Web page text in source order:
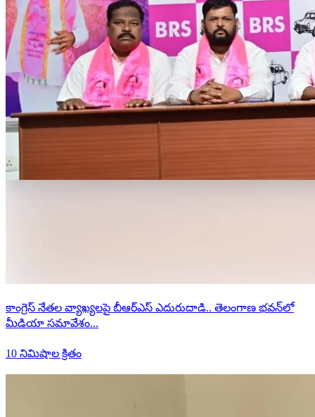
కాంగ్రెస్ నేతల వ్యాఖ్యలపై బీఆర్ఎస్ ఎదురుదాడి.. తెలంగాణ భవన్‌లో
మీడియా సమావేశం...
10 నిమిషాల క్రితం